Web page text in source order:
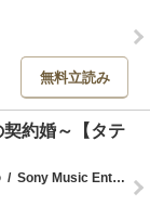
無料立読み
約婚～【タテ
/ Sony Music Entertainment(Japan)Inc.